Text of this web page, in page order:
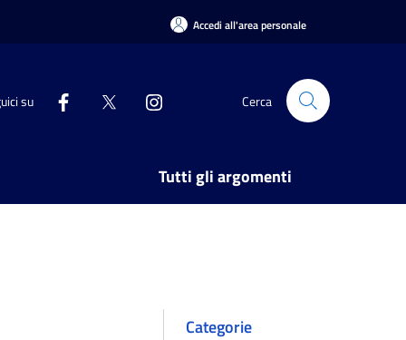
Accedi all'area personale
su Cerca
Tutti gli argomenti
Categorie